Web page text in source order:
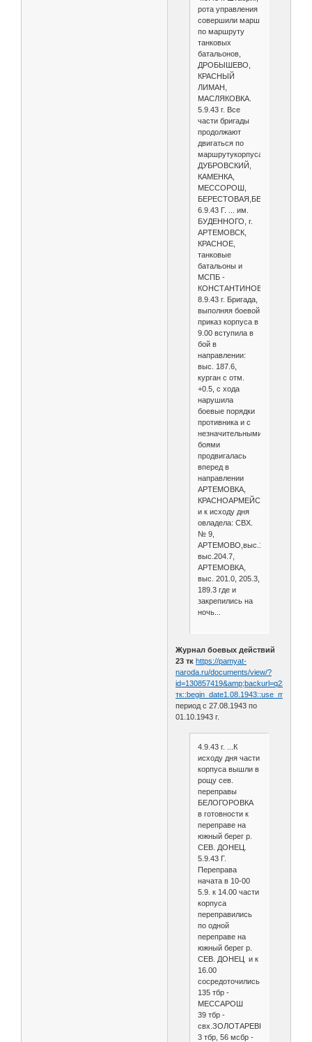
рота управления
совершили марш
по маршруту
танковых
батальонов,
ДРОБЫШЕВО,
КРАСНЫЙ
ЛИМАН,
МАСЛЯКОВКА.
5.9.43 г. Все
части бригады
продолжают
двигаться по
маршрутукорпуса:НОВО-
ДУБРОВСКИЙ,
КАМЕНКА,
МЕССОРОШ,
БЕРЕСТОВАЯ,БЕЛОГОРОВКА.
6.9.43 Г. ... им.
БУДЕННОГО, г.
АРТЕМОВСК,
КРАСНОЕ,
танковые
батальоны и
МСПБ -
КОНСТАНТИНОВКА.
8.9.43 г. Бригада,
выполняя боевой
приказ корпуса в
9.00 вступила в
бой в
направлении:
выс. 187.6,
курган с отм.
+0.5, с хода
нарушила
боевые порядки
противника и с
незначительными
боями
продвигалась
вперед в
направлении
АРТЕМОВКА,
КРАСНОАРМЕЙСКОЕ
и к исходу дня
овладела: СВХ.
№ 9,
АРТЕМОВО,выс.196.6,
выс.204.7,
АРТЕМОВКА,
выс. 201.0, 205.3,
189.3 где и
закрепились на
ночь...
Журнал боевых действий
23 ткhttps://pamyat-
naroda.ru/documents/view/?
id=130857419&amp;backurl=q23
период с 27.08.1943 по
01.10.1943 г.
4.9.43 г. ...К
исходу дня части
корпуса вышли в
рощу сев.
переправы
БЕЛОГОРОВКА
в готовности к
переправе на
южный берег р.
СЕВ. ДОНЕЦ.
5.9.43 Г.
Переправа
начата в 10-00
5.9. к 14.00 части
корпуса
переправились
по одной
переправе на
южный берег р.
СЕВ. ДОНЕЦ и к
16.00
сосредоточились:
135 тбр -
МЕССАРОШ
39 тбр -
свх.ЗОЛОТАРЕВКА
3 тбр, 56 мсбр -